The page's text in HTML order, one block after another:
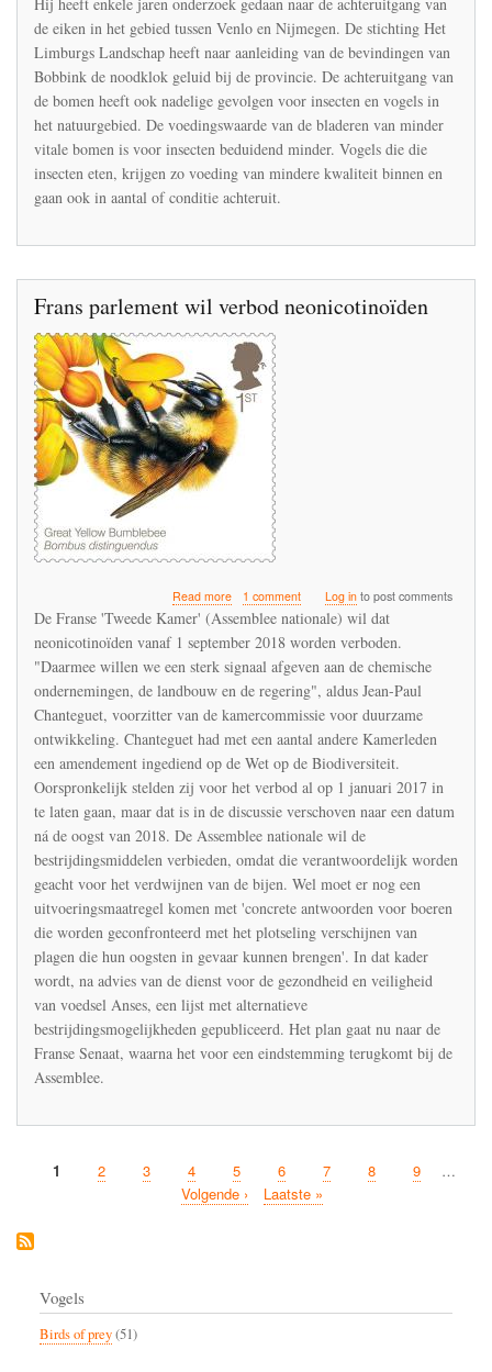
Maasduinen
zijn
op
sterven
dood
de eiken in het gebied tussen Venlo en Nijmegen. De stichting Het
Limburgs Landschap heeft naar aanleiding van de bevindingen van
Bobbink de noodklok geluid bij de provincie. De achteruitgang van
de bomen heeft ook nadelige gevolgen voor insecten en vogels in
het natuurgebied. De voedingswaarde van de bladeren van minder
vitale bomen is voor insecten beduidend minder. Vogels die die
insecten eten, krijgen zo voeding van mindere kwaliteit binnen en
gaan ook in aantal of conditie achteruit.
Frans parlement wil verbod neonicotinoïden
Read moreabout
Frans
wil
verbod
neonicotinoïden
1 comment Log into post comments
De Franse 'Tweede Kamer' (Assemblee nationale) wil dat
neonicotinoïden vanaf 1 september 2018 worden verboden.
"Daarmee willen we een sterk signaal afgeven aan de chemische
ondernemingen, de landbouw en de regering", aldus Jean-Paul
Chanteguet, voorzitter van de kamercommissie voor duurzame
ontwikkeling. Chanteguet had met een aantal andere Kamerleden
een amendement ingediend op de Wet op de Biodiversiteit.
Oorspronkelijk stelden zij voor het verbod al op 1 januari 2017 in
te laten gaan, maar dat is in de discussie verschoven naar een datum
ná de oogst van 2018. De Assemblee nationale wil de
bestrijdingsmiddelen verbieden, omdat die verantwoordelijk worden
geacht voor het verdwijnen van de bijen. Wel moet er nog een
uitvoeringsmaatregel komen met 'concrete antwoorden voor boeren
die worden geconfronteerd met het plotseling verschijnen van
plagen die hun oogsten in gevaar kunnen brengen'. In dat kader
wordt, na advies van de dienst voor de gezondheid en veiligheid
van voedsel Anses, een lijst met alternatieve
bestrijdingsmogelijkheden gepubliceerd. Het plan gaat nu naar de
Franse Senaat, waarna het voor een eindstemming terugkomt bij de
Assemblee.
Current
1 Page
2 Page
3 Page
4 Page
5 Page
6 Page
7 Page
8 Page
9
…
Next
Volgende ›
Last
Laatste »
Vogels
Birds of prey(51)